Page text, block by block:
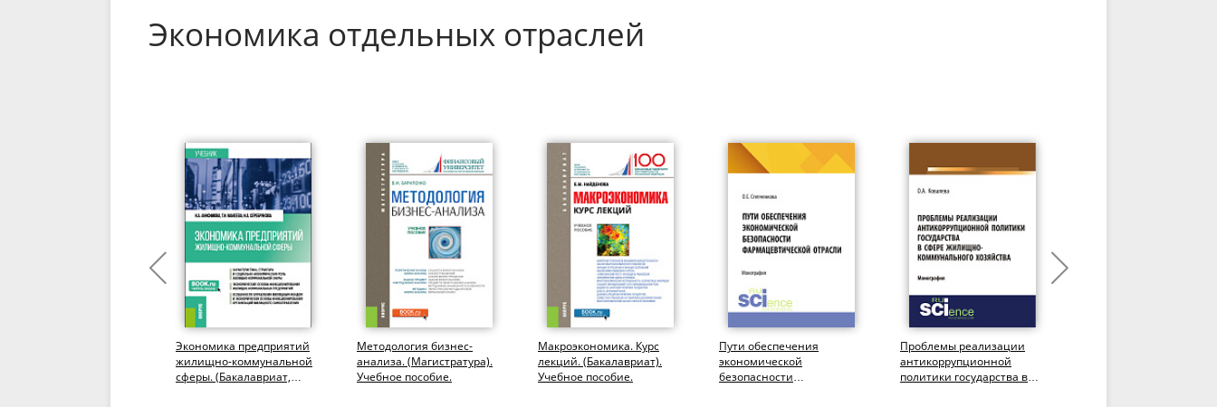
Экономика отдельных отраслей
Экономика предприятий
жилищно-коммунальной
сферы. (Бакалавриат,
Методология бизнес-
анализа. (Магистратура).
Учебное пособие.
Макроэкономика. Курс
лекций. (Бакалавриат).
Учебное пособие.
Пути обеспечения
экономической
безопасности
Проблемы реализации
антикоррупционной
политики государства в